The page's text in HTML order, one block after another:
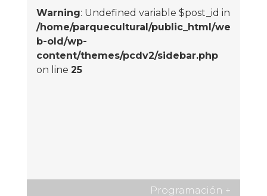
Warning: Undefined variable $post_id in
/home/parquecultural/public_html/we
b-old/wp-
content/themes/pcdv2/sidebar.php
on line 25
Programación +